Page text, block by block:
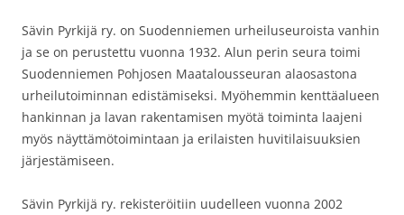
Sävin Pyrkijä ry. on Suodenniemen urheiluseuroista vanhin
ja se on perustettu vuonna 1932. Alun perin seura toimi
Suodenniemen Pohjosen Maatalousseuran alaosastona
urheilutoiminnan edistämiseksi. Myöhemmin kenttäalueen
hankinnan ja lavan rakentamisen myötä toiminta laajeni
myös näyttämötoimintaan ja erilaisten huvitilaisuuksien
järjestämiseen.
Sävin Pyrkijä ry. rekisteröitiin uudelleen vuonna 2002